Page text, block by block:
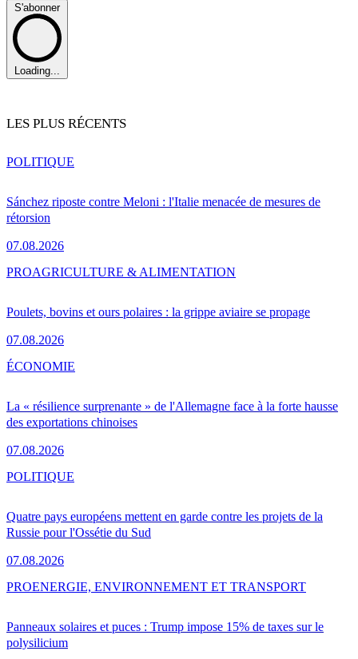
S'abonner
Loading...
LES PLUS RÉCENTS
Sánchez riposte contre Meloni : l'Italie menacée de mesures de
rétorsion
07.08.2026
POLITIQUE
Poulets, bovins et ours polaires : la grippe aviaire se propage
07.08.2026
PROAGRICULTURE & ALIMENTATION
La « résilience surprenante » de l'Allemagne face à la forte hausse
des exportations chinoises
07.08.2026
ÉCONOMIE
Quatre pays européens mettent en garde contre les projets de la
Russie pour l'Ossétie du Sud
07.08.2026
POLITIQUE
Panneaux solaires et puces : Trump impose 15% de taxes sur le
polysilicium
PROENERGIE, ENVIRONNEMENT ET TRANSPORT